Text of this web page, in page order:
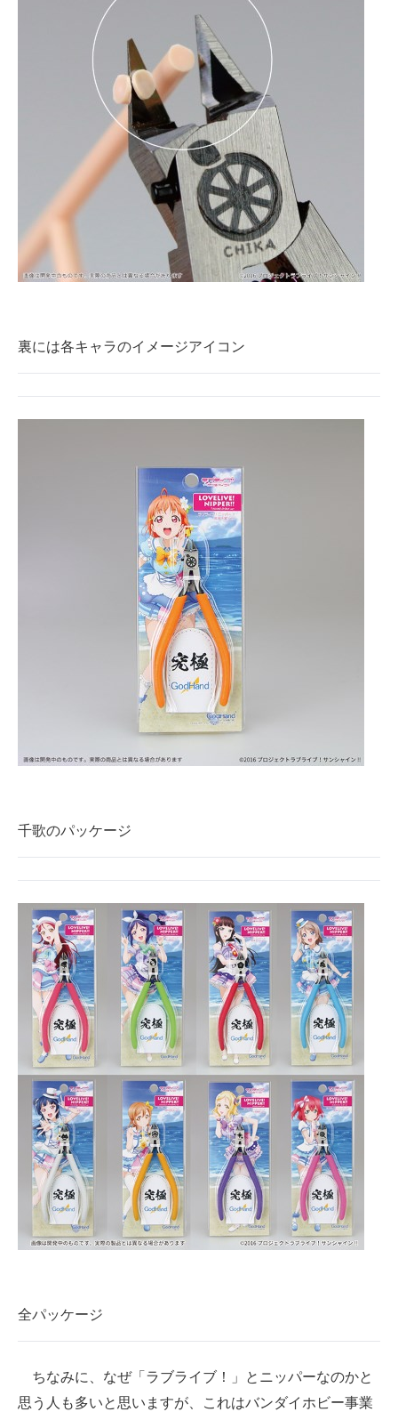
裏には各キャラのイメージアイコン
千歌のパッケージ
全パッケージ
ちなみに、なぜ「ラブライブ！」とニッパーなのかと
思う人も多いと思いますが、これはバンダイホビー事業